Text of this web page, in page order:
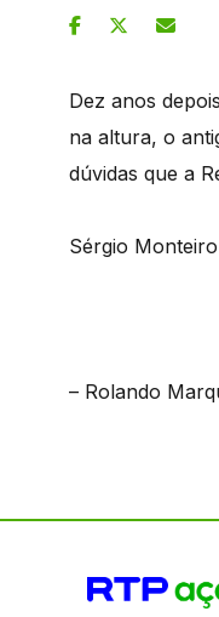
Dez anos
na altura, o
dúvidas que a
Sérgio
– Rolando